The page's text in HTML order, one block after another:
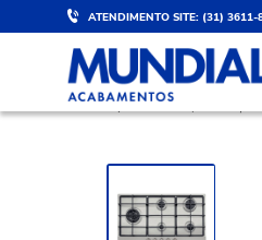
ATENDIMENTO SITE: (31)
DESCONTO DE 5%
Válido para PIX e
COZINHA